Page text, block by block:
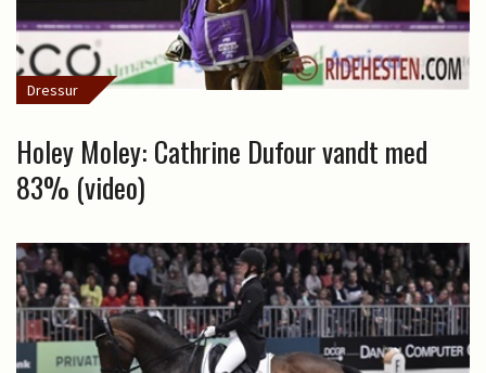
Dressur
Holey Moley: Cathrine Dufour vandt med
83% (video)